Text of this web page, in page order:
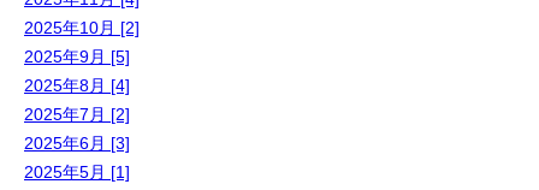
2025年10月 [2]
2025年9月 [5]
2025年8月 [4]
2025年7月 [2]
2025年6月 [3]
2025年5月 [1]